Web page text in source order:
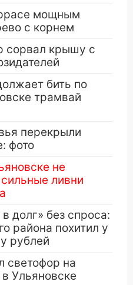
мощным
с корнем
сорвал крышу с
бить по
трамвай
перекрыли
фото
не
сильные ливни
долг» без спроса:
района похитил у
рублей
светофор на
Ульяновске